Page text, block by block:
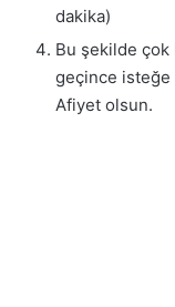
dakika)
Bu şekilde çok
geçince isteğe
Afiyet olsun.